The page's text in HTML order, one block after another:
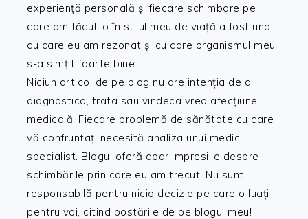
experiență personală și fiecare schimbare pe
care am făcut-o în stilul meu de viață a fost una
cu care eu am rezonat și cu care organismul meu
s-a simțit foarte bine.
Niciun articol de pe blog nu are intenția de a
diagnostica, trata sau vindeca vreo afecțiune
medicală. Fiecare problemă de sănătate cu care
vă confruntați necesită analiza unui medic
specialist. Blogul oferă doar impresiile despre
schimbările prin care eu am trecut! Nu sunt
responsabilă pentru nicio decizie pe care o luați
pentru voi, citind postările de pe blogul meu! !